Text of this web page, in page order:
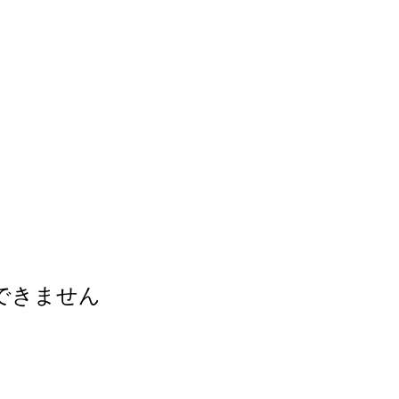
きません